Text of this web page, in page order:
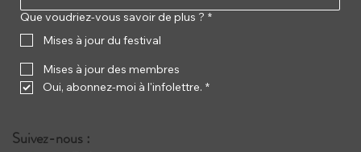
Suivez-nous :
Que voudriez-vous savoir de plus ? *
Mises à jour du festival
Mises à jour des membres
Oui, abonnez-moi à l'infolettre. *